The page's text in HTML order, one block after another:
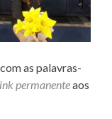
com as palavras-
permanenteaos